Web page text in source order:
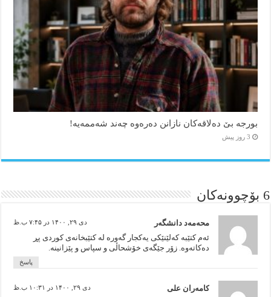
بورجە بێ دەلاقەکان نازانن دەرەوە چەند شەممەیە!
3 روز پیش
6 بۆچوونه‌کان
محەمەد دانشگەر دی ۲۹, ۱۴۰۰ در ۷:۴۵ ب.ظ
ئەم کتێبە کەلێنێکی یەکجار گەورە لە کتێبخانەی کوردی پڕ
دەکاتەوە. زۆر جێگەی خۆشحاڵی و سپاس و پێزانینە.
پاسخ
کامەران علی دی ۲۹, ۱۴۰۰ در ۱۰:۳۱ ب.ظ